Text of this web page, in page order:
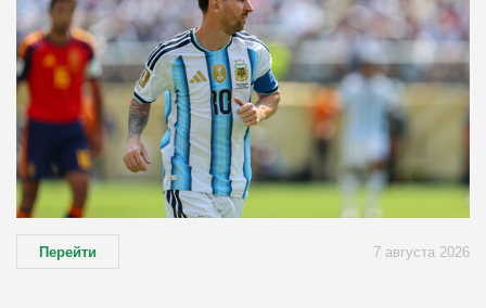
Перейти 7 августа 2026